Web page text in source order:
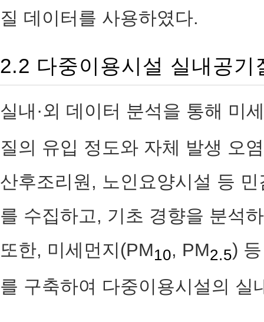
질 데이터를 사용하였다.
2.2 다중이용시설 실내공기
실내·외 데이터 분석을 통해 미
질의 유입 정도와 자체 발생 오
산후조리원, 노인요양시설 등
를 수집하고, 기초 경향을 분석
또한, 미세먼지(PM10, PM2.5)
를 구축하여 다중이용시설의 실